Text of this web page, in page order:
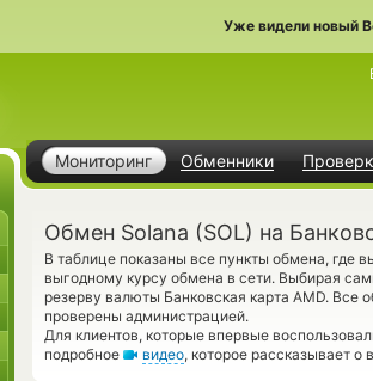
Уже видели новый
Мониторинг Обменники
Обмен Solana (SOL) на
В таблице показаны все пункты обмена, где
выгодному курсу обмена в сети. Выбирая
резерву валюты Банковская карта AMD. Все
проверены администрацией.
Для клиентов, которые впервые
подробное
видео, которое рассказывает о